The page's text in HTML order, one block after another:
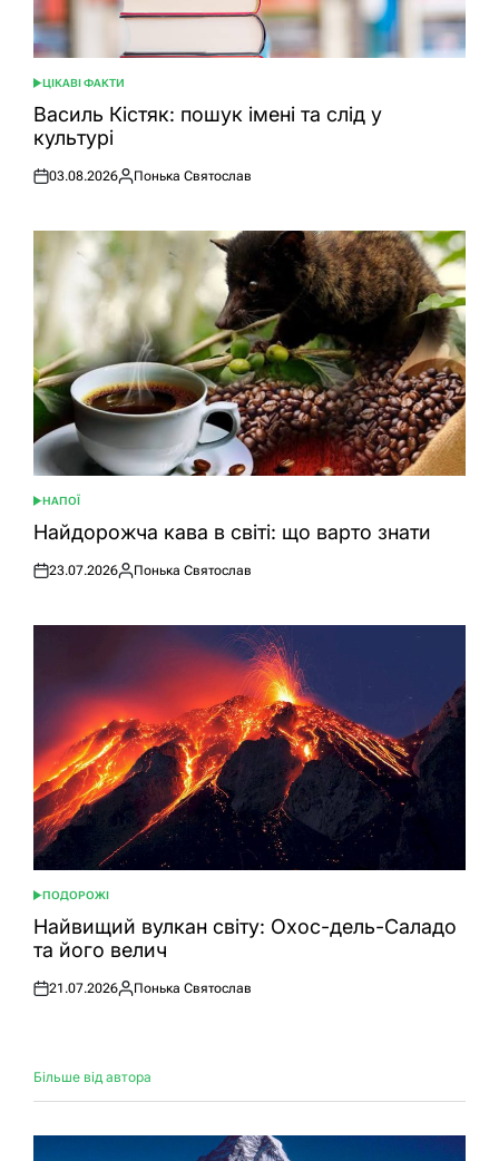
ОПУБЛІКУВАТИ
У
ЦІКАВІ ФАКТИ
Василь Кістяк: пошук імені та слід у
культурі
Оприлюднено
03.08.2026
Опубліковано
Понька Святослав
ОПУБЛІКУВАТИ
У
НАПОЇ
Найдорожча кава в світі: що варто знати
Оприлюднено
23.07.2026
Опубліковано
Понька Святослав
ОПУБЛІКУВАТИ
У
ПОДОРОЖІ
Найвищий вулкан світу: Охос-дель-Саладо
та його велич
Оприлюднено
21.07.2026
Опубліковано
Понька Святослав
Більше від автора